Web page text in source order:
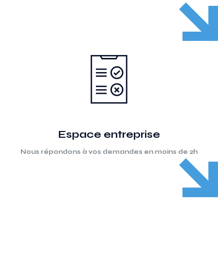
Espace entreprise
Nous répondons à vos demandes en moins de 2h